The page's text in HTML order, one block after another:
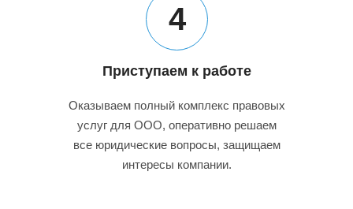
4
Приступаем к работе
Оказываем полный комплекс правовых
услуг для ООО, оперативно решаем
все юридические вопросы, защищаем
интересы компании.